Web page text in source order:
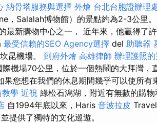
納骨塔服務與選擇 外燴 台北台胞證辦理
，Salalah博物館）的景點約為2-3公里。
最新購物中心之一， 近年來，他贏得了
最受信賴的SEO Agency選擇 del 助聽器
昆機場。 到府外燴 高雄律師 辦理護照
機場70公里，位於一個熱鬧的大拜灣，
果您想在我們的休息期間幾乎可以使所有
教學 近視 綠松石潟湖，附近有無數的購
自1994年底以來，Haris 音波拉皮 Travel
提供了獨特的文化巡遊。